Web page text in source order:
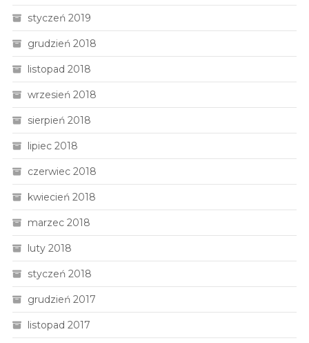
styczeń 2019
grudzień 2018
listopad 2018
wrzesień 2018
sierpień 2018
lipiec 2018
czerwiec 2018
kwiecień 2018
marzec 2018
luty 2018
styczeń 2018
grudzień 2017
listopad 2017